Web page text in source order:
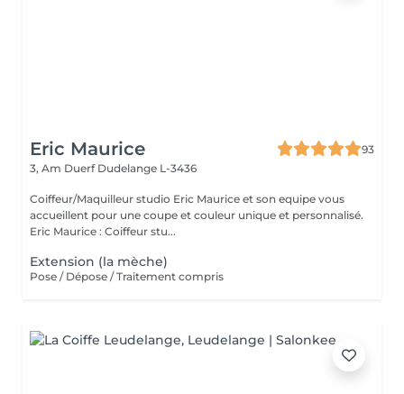
Eric Maurice
93
3, Am Duerf Dudelange L-3436
Coiffeur/Maquilleur studio Eric Maurice et son equipe vous
accueillent pour une coupe et couleur unique et personnalisé.
Eric Maurice : Coiffeur stu...
Extension (la mèche)
Pose / Dépose / Traitement compris